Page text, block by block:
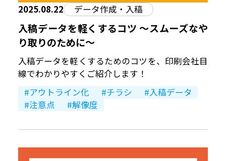
2025.08.22 データ作成・入稿
入稿データを軽くするコツ 〜スムーズなや
り取りのために〜
入稿データを軽くするためのコツを、印刷会社目
線でわかりやすくご紹介します！
アウトライン化
チラシ
入稿データ
注意点
解像度